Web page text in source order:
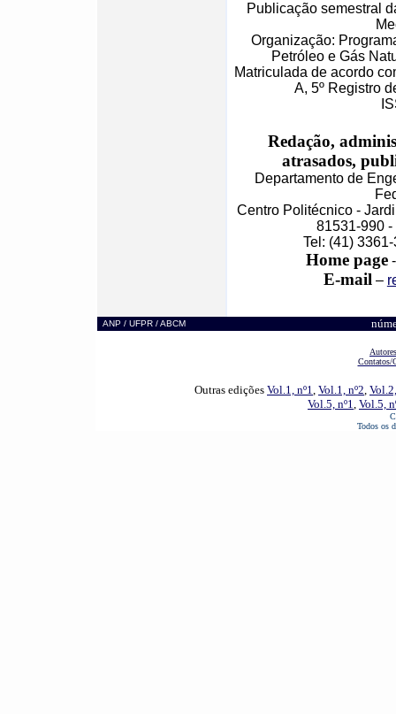
Publicação semestral
Organização:
Petróleo e Gás
Matriculada de acordo
A, 5º Registro
Redação,
atrasados,
Departamento de
Centro Politécnico -
81531-990
Tel: (41)
Home page-
E-mail –
ANP / UFPR / ABCM
Contatos/
Outras edições Vol.1, nº1, Vol.1, nº2,
Vol.5, nº1, Vol.5,
Todos os